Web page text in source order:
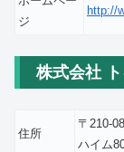
ジ
http://
株式会社
住所
〒210-
ハイム